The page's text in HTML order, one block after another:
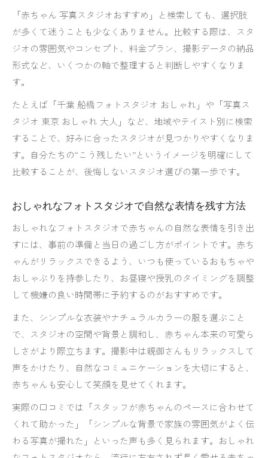
「赤ちゃん 写真スタジオおすすめ」と検索しても、選択肢
が多くて迷うことも少なくありません。比較する際は、スタ
ジオの雰囲気やコンセプト、料金プラン、撮影データの納品
形式など、いくつかの軸で整理すると判断しやすくなりま
す。
たとえば「千葉 船橋フォトスタジオ おしゃれ」や「写真ス
タジオ 東京 おしゃれ 大人」など、地域やテイスト別に検索
することで、好みに合ったスタジオが見つかりやすくなりま
す。自分たちの“こう残したい”というイメージを明確にして
比較することが、後悔しないスタジオ選びの第一歩です。
おしゃれなフォトスタジオで自然な表情を残す方法
おしゃれなフォトスタジオで赤ちゃんの自然な表情を引き出
すには、事前の準備と当日の過ごし方がポイントです。赤ち
ゃんがリラックスできるよう、いつも使っているおもちゃや
おしゃぶりを持参したり、お昼寝や授乳のタイミングを調整
して機嫌の良い時間帯に予約するのがおすすめです。
また、シンプルな衣装やナチュラルカラーの服を選ぶこと
で、スタジオの空間や背景と調和し、赤ちゃん本来の可愛ら
しさがより際立ちます。撮影中は親御さんもリラックスして
声をかけたり、自然なコミュニケーションを大切にすると、
赤ちゃんも安心して笑顔を見せてくれます。
実際の口コミでは「スタッフが赤ちゃんのペースに合わせて
くれて助かった」「シンプルな背景で家族の雰囲気がよく伝
わる写真が撮れた」といった声も多く見られます。おしゃれ